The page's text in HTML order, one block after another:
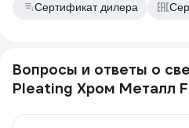
Сертификат дилера
Вопросы и ответы о
Pleating Хром Металл